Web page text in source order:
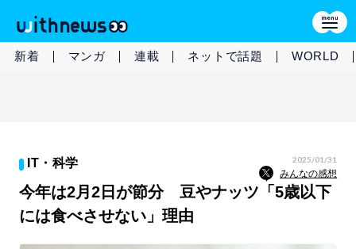
新着 マンガ 連載 ネットで話題 WORLD
IT・科学 2025/01/31
みんなの感想
今年は2月2日が節分 豆やナッツ「5歳以下
には食べさせない」理由